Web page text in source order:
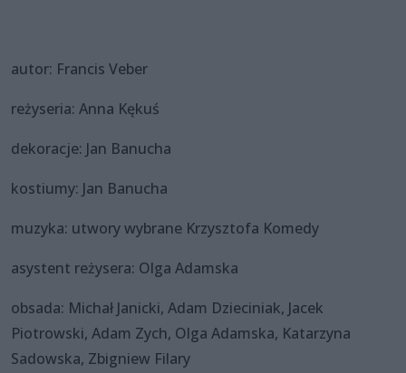
autor: Francis Veber
reżyseria: Anna Kękuś
dekoracje: Jan Banucha
kostiumy: Jan Banucha
muzyka: utwory wybrane Krzysztofa Komedy
asystent reżysera: Olga Adamska
obsada: Michał Janicki, Adam Dzieciniak, Jacek
Piotrowski, Adam Zych, Olga Adamska, Katarzyna
Sadowska, Zbigniew Filary